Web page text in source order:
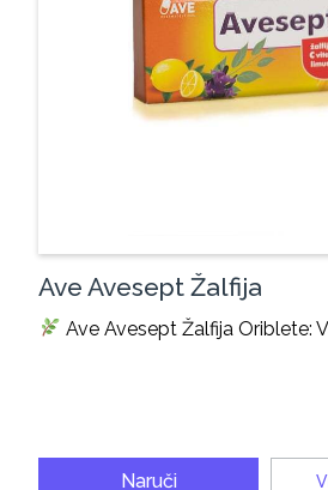
Ave Avesept Žalfija
Ave Avesept Žalfija Oriblete:
Naruči